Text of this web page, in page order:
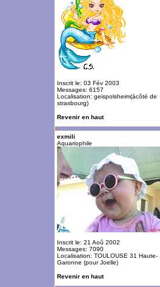
Inscrit le: 03 Fév 2003
Messages: 6157
Localisation: geispolsheim(àcôté de
strasbourg)
Revenir en haut
exmili
Aquariophile
Inscrit le: 21 Aoû 2002
Messages: 7090
Localisation: TOULOUSE 31 Haute-
Garonne (pour Joelle)
Revenir en haut